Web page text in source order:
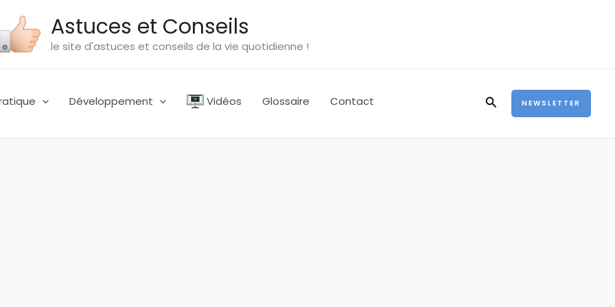
Astuces et Conseils
le site d'astuces et conseils de la vie quotidienne !
Développement Vidéos Glossaire Contact Rechercher
NEWSLETTER